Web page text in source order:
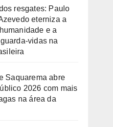
resgates: Paulo
eterniza a
e a
vidas na
Saquarema abre
2026 com mais
na área da